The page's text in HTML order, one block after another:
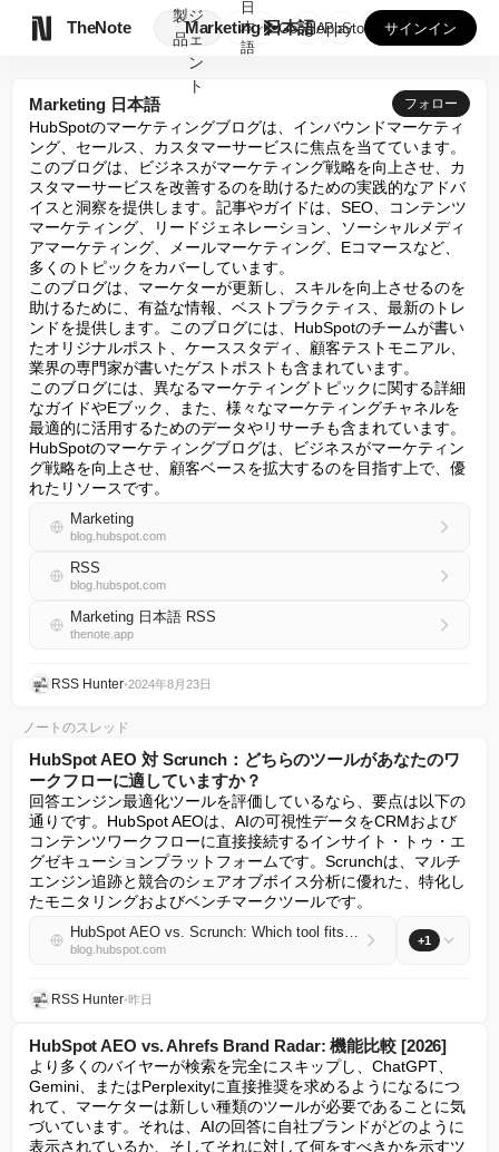
TheNote
製
品
ジ
ェ
ン
ト
Marketing 日本語
日
本
語
GooglePlay
AppStore サインイン
Marketing 日本語 フォロー
HubSpotのマーケティングブログは、インバウンドマーケティ
ング、セールス、カスタマーサービスに焦点を当てています。
このブログは、ビジネスがマーケティング戦略を向上させ、カ
スタマーサービスを改善するのを助けるための実践的なアドバ
イスと洞察を提供します。記事やガイドは、SEO、コンテンツ
マーケティング、リードジェネレーション、ソーシャルメディ
アマーケティング、メールマーケティング、Eコマースなど、
多くのトピックをカバーしています。
このブログは、マーケターが更新し、スキルを向上させるのを
助けるために、有益な情報、ベストプラクティス、最新のトレ
ンドを提供します。このブログには、HubSpotのチームが書い
たオリジナルポスト、ケーススタディ、顧客テストモニアル、
業界の専門家が書いたゲストポストも含まれています。
このブログには、異なるマーケティングトピックに関する詳細
なガイドやEブック、また、様々なマーケティングチャネルを
最適的に活用するためのデータやリサーチも含まれています。
HubSpotのマーケティングブログは、ビジネスがマーケティン
グ戦略を向上させ、顧客ベースを拡大するのを目指す上で、優
れたリソースです。
Marketing
blog.hubspot.com
RSS
blog.hubspot.com
Marketing 日本語 RSS
thenote.app
RSS Hunter•2024年8月23日
ノートのスレッド
HubSpot AEO 対 Scrunch：どちらのツールがあなたのワ
ークフローに適していますか？
回答エンジン最適化ツールを評価しているなら、要点は以下の
通りです。HubSpot AEOは、AIの可視性データをCRMおよび
コンテンツワークフローに直接接続するインサイト・トゥ・エ
グゼキューションプラットフォームです。Scrunchは、マルチ
エンジン追跡と競合のシェアオブボイス分析に優れた、特化し
たモニタリングおよびベンチマークツールです。
HubSpot AEO vs. Scrunch: Which tool fits your workflow?
blog.hubspot.com
+1
RSS Hunter•昨日
HubSpot AEO vs. Ahrefs Brand Radar: 機能比較 [2026]
より多くのバイヤーが検索を完全にスキップし、ChatGPT、
Gemini、またはPerplexityに直接推奨を求めるようになるにつ
れて、マーケターは新しい種類のツールが必要であることに気
づいています。それは、AIの回答に自社ブランドがどのように
表示されているか、そしてそれに対して何をすべきかを示すツ